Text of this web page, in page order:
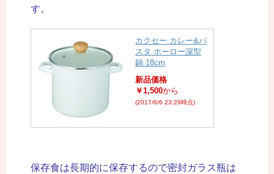
す。
カクセー カレー&パ
スタ ホーロー深型
鍋 18cm
新品価格
￥1,500から
(2017/6/6 23:29時点)
保存食は長期的に保存するので密封ガラス瓶は